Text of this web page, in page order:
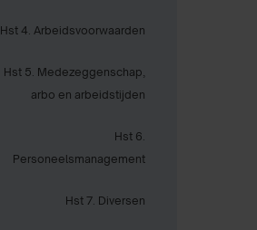
Hst 4. Arbeidsvoorwaarden
Hst 5. Medezeggenschap,
arbo en arbeidstijden
Hst 6.
Personeelsmanagement
Hst 7. Diversen